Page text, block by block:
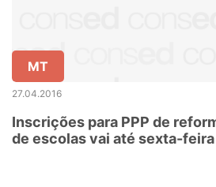
MT
27.04.2016
Inscrições para PPP de
de escolas vai até sexta-feira